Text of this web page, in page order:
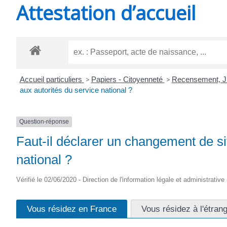
Attestation d’accueil
Accueil particuliers > Papiers - Citoyenneté > Recensement,
aux autorités du service national ?
Question-réponse
Faut-il déclarer un changement de
national ?
Vérifié le 02/06/2020 - Direction de l'information légale et administrative
Vous résidez en France Vous résidez à